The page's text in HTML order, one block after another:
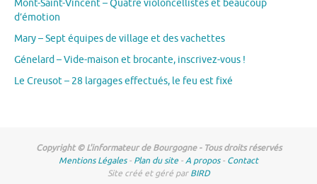
Mont-Saint-Vincent – Quatre violoncellistes et beaucoup
d’émotion
Mary – Sept équipes de village et des vachettes
Génelard – Vide-maison et brocante, inscrivez-vous !
Le Creusot – 28 largages effectués, le feu est fixé
Copyright © L'informateur de Bourgogne - Tous droits réservés
Mentions Légales- Plan du site -A propos- Contact
Site créé et géré parBIRD